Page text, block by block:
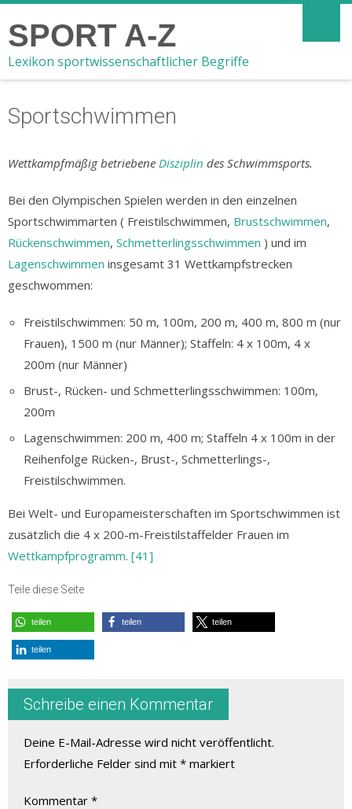
SPORT A-Z
Lexikon sportwissenschaftlicher Begriffe
Sportschwimmen
Wettkampfmäßig betriebene Disziplin des Schwimmsports.
Bei den Olympischen Spielen werden in den einzelnen
Sportschwimmarten ( Freistilschwimmen, Brustschwimmen,
Rückenschwimmen, Schmetterlingsschwimmen ) und im
Lagenschwimmen insgesamt 31 Wettkampfstrecken
geschwommen:
Freistilschwimmen: 50 m, 100m, 200 m, 400 m, 800 m (nur
Frauen), 1500 m (nur Männer); Staffeln: 4 x 100m, 4 x
200m (nur Männer)
Brust-, Rücken- und Schmetterlingsschwimmen: 100m,
200m
Lagenschwimmen: 200 m, 400 m; Staffeln 4 x 100m in der
Reihenfolge Rücken-, Brust-, Schmetterlings-,
Freistilschwimmen.
Bei Welt- und Europameisterschaften im Sportschwimmen ist
zusätzlich die 4 x 200-m-Freistilstaffelder Frauen im
Wettkampfprogramm. [41]
Teile diese Seite
teilen teilen teilen
teilen
Schreibe einen Kommentar
Deine E-Mail-Adresse wird nicht veröffentlicht.
Erforderliche Felder sind mit * markiert
Kommentar *